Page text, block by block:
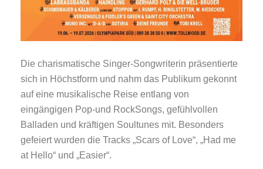
Die charismatische Singer-Songwriterin präsentierte
sich in Höchstform und nahm das Publikum gekonnt
auf eine musikalische Reise entlang von
eingängigen Pop-und RockSongs, gefühlvollen
Balladen und kräftigen Soultunes mit. Besonders
gefeiert wurden die Tracks „Scars of Love“, „Had me
at Hello“ und „Easier“.